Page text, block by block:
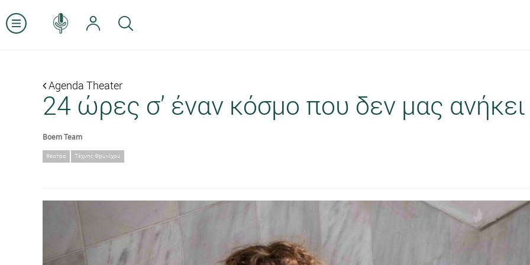
Agenda Theater
24 ώρες σ’ έναν κόσμο που δεν μας ανήκει
Boem Team
θέατρο Τέχνης Φρυνίχου